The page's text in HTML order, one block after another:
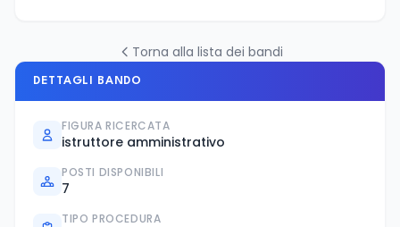
Torna alla lista dei bandi
DETTAGLI BANDO
FIGURA RICERCATA
istruttore amministrativo
POSTI DISPONIBILI
7
TIPO PROCEDURA